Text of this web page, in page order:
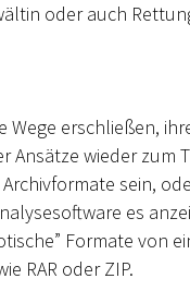
oder auch
erschließen,
Ansätze wieder zum
sein,
es
Formate von
RAR oder ZIP.